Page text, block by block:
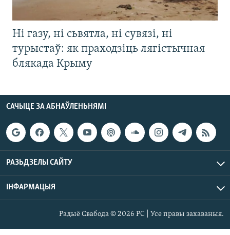
Ні газу, ні сьвятла, ні сувязі, ні
турыстаў: як праходзіць лягістычная
блякада Крыму
САЧЫЦЕ ЗА АБНАЎЛЕНЬНЯМІ
РАЗЬДЗЕЛЫ САЙТУ
ІНФАРМАЦЫЯ
Радыё Свабода © 2026 РС | Усе правы захаваныя.